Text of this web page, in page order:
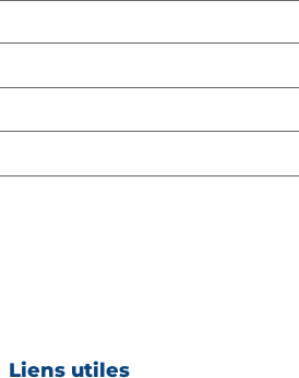
Liens utiles